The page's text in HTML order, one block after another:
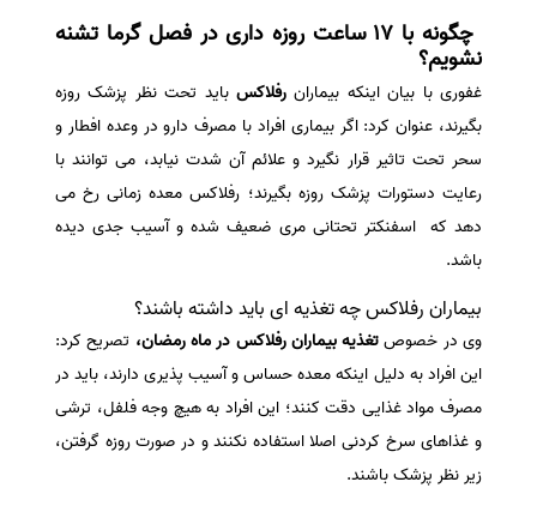
چگونه با 17 ساعت روزه داری در فصل گرما تشنه
نشویم؟
غفوری با بیان اینکه بیمارانرفلاکس باید تحت نظر پزشک روزه
بگیرند، عنوان کرد: اگر بیماری افراد با مصرف دارو در وعده افطار و
سحر تحت تاثیر قرار نگیرد و علائم آن شدت نیابد، می توانند با
رعایت دستورات پزشک روزه بگیرند؛ رفلاکس معده زمانی رخ می
دهد که اسفنکتر تحتانی مری ضعیف شده و آسیب جدی دیده
باشد.
بیماران رفلاکس چه تغذیه ای باید داشته باشند؟
وی در خصوصتغذیه بیماران رفلاکس در ماه رمضان، تصریح کرد:
این افراد به دلیل اینکه معده حساس و آسیب پذیری دارند، باید در
مصرف مواد غذایی دقت کنند؛ این افراد به هیچ وجه فلفل، ترشی
و غذاهای سرخ کردنی اصلا استفاده نکنند و در صورت روزه گرفتن،
زیر نظر پزشک باشند.